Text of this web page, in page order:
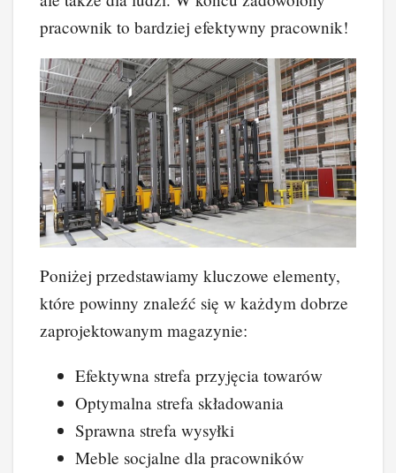
pracownik to bardziej efektywny pracownik!
Poniżej przedstawiamy kluczowe elementy,
które powinny znaleźć się w każdym dobrze
zaprojektowanym magazynie:
Efektywna strefa przyjęcia towarów
Optymalna strefa składowania
Sprawna strefa wysyłki
Meble socjalne dla pracowników